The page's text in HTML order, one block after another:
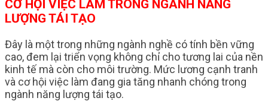
CƠ HỘI VIỆC LÀM TRONG NGÀNH NĂNG
LƯỢNG TÁI TẠO
Đây là một trong những ngành nghề có tính bền vững
cao, đem lại triển vọng không chỉ cho tương lai của nền
kinh tế mà còn cho môi trường. Mức lương cạnh tranh
và cơ hội việc làm đang gia tăng nhanh chóng trong
ngành năng lượng tái tạo.